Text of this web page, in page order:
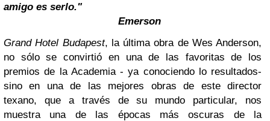
amigo es serlo."
Emerson
Grand Hotel Budapest, la última obra de Wes Anderson,
no sólo se convirtió en una de las favoritas de los
premios de la Academia - ya conociendo lo resultados-
sino en una de las mejores obras de este director
texano, que a través de su mundo particular, nos
muestra una de las épocas más oscuras de la